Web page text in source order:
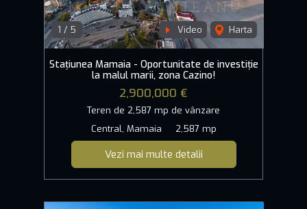
1 / 5 Video Harta
Stațiunea Mamaia - Oportunitate de investiție
la malul marii, zona Cazino!
2,900,000 €
Teren de 2,587 mp de vânzare
Central, Mamaia
2,587 mp
Vezi mai multe detalii